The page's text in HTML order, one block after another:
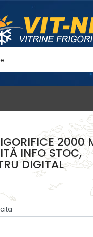
2000
INFO STOC,
DIGITAL